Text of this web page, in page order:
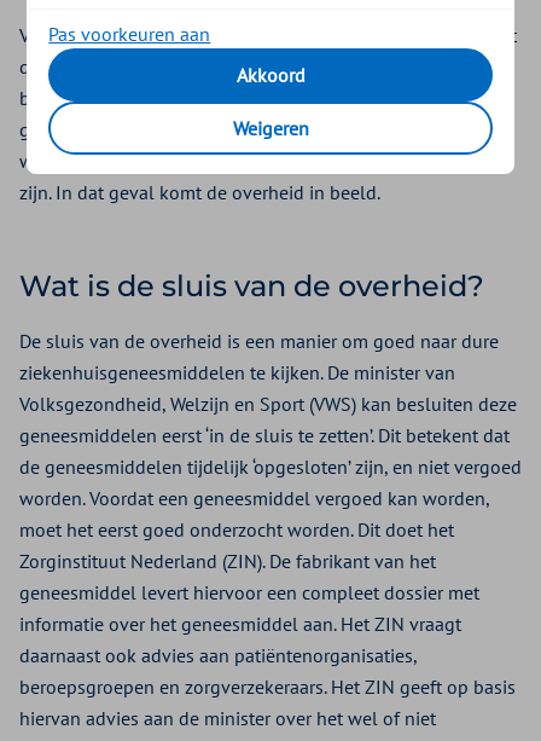
Veel dure ziekenhuisgeneesmiddelen krijg je vergoed vanuit
de basisverzekering. Je hoeft ze dan niet zelf te betalen. Je
betaalt alleen je eigen risico. Maar bij sommige nieuwe
geneesmiddelen is het nog niet duidelijk hoe goed ze
werken, voor wie ze werken en of ze hun hoge prijs waard
zijn. In dat geval komt de overheid in beeld.
Wat is de sluis van de overheid?
De sluis van de overheid is een manier om goed naar dure
ziekenhuisgeneesmiddelen te kijken. De minister van
Volksgezondheid, Welzijn en Sport (VWS) kan besluiten deze
geneesmiddelen eerst ‘in de sluis te zetten’. Dit betekent dat
de geneesmiddelen tijdelijk ‘opgesloten’ zijn, en niet vergoed
worden. Voordat een geneesmiddel vergoed kan worden,
moet het eerst goed onderzocht worden. Dit doet het
Zorginstituut Nederland (ZIN). De fabrikant van het
geneesmiddel levert hiervoor een compleet dossier met
informatie over het geneesmiddel aan. Het ZIN vraagt
daarnaast ook advies aan patiëntenorganisaties,
beroepsgroepen en zorgverzekeraars. Het ZIN geeft op basis
hiervan advies aan de minister over het wel of niet
Pas voorkeuren aan
Akkoord
Weigeren